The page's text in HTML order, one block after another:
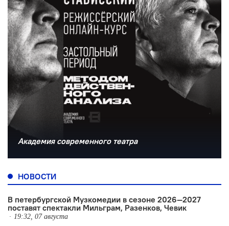
Академия современного театра
НОВОСТИ
В петербургской Музкомедии в сезоне 2026—2027
поставят спектакли Мильграм, Разенков, Чевик
19:32, 07 августа